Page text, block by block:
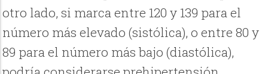
otro lado, si marca entre 120 y 139 para el
número más elevado (sistólica), o entre 80 y
89 para el número más bajo (diastólica),